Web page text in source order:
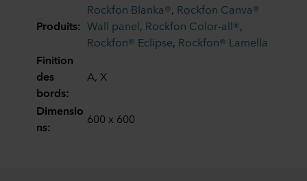
Produits:
Rockfon Blanka®, Rockfon Canva®
Wall panel, Rockfon Color-all®,
Rockfon® Eclipse, Rockfon® Lamella
Finition
des
bords:
A, X
Dimensio
ns:
600 x 600